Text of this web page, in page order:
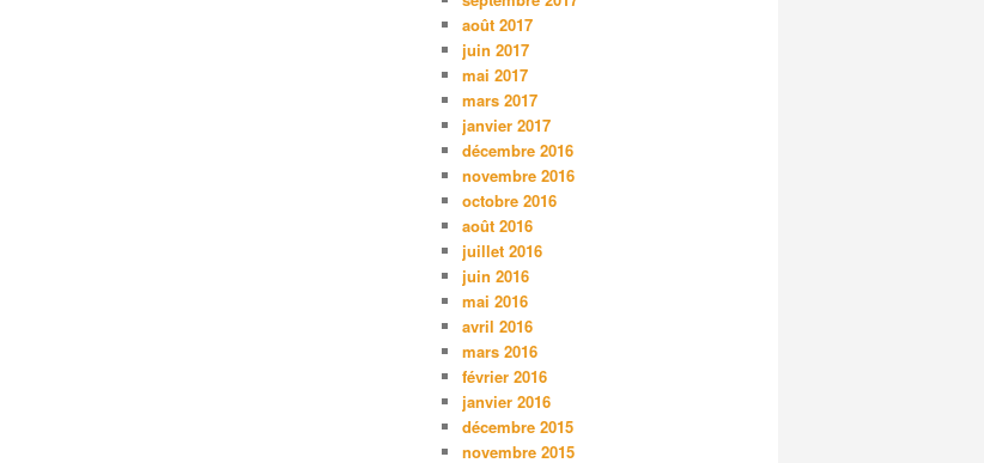
août 2017
juin 2017
mai 2017
mars 2017
janvier 2017
décembre 2016
novembre 2016
octobre 2016
août 2016
juillet 2016
juin 2016
mai 2016
avril 2016
mars 2016
février 2016
janvier 2016
décembre 2015
novembre 2015